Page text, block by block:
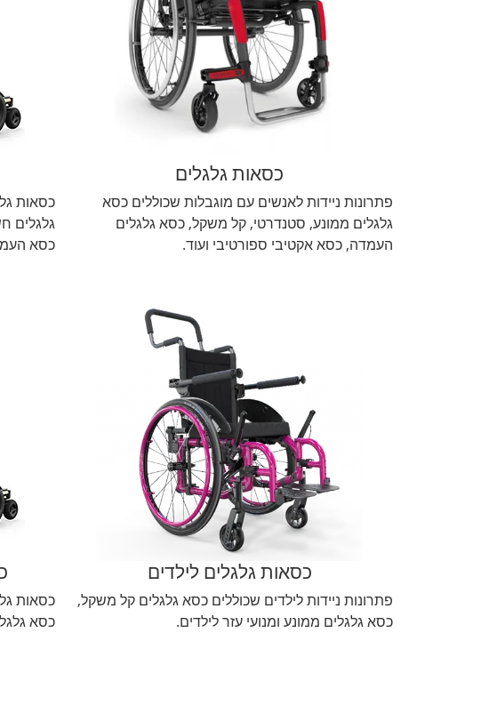
כסאות גלגלים
פתרונות ניידות לאנשים עם מוגבלות שכוללים כסא
גלגלים ממונע, סטנדרטי, קל משקל, כסא גלגלים
העמדה, כסא אקטיבי ספורטיבי ועוד.
כסאות
גלגלים
כסא
כסאות גלגלים לילדים
פתרונות ניידות לילדים שכוללים כסא גלגלים קל משקל,
כסא גלגלים ממונע ומנועי עזר לילדים.
כסאות
כסא